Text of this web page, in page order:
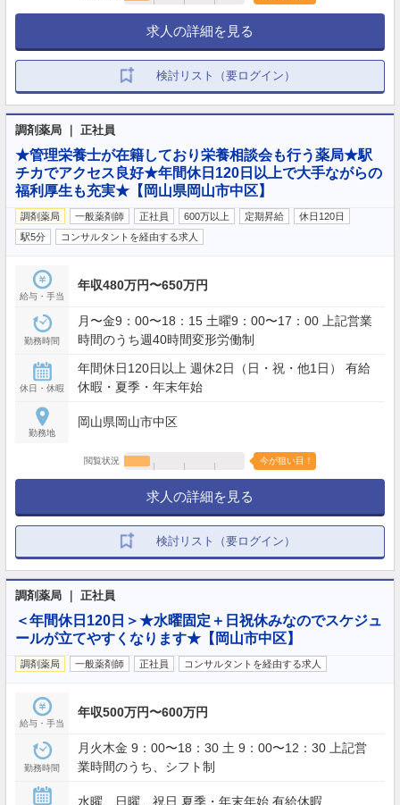
求人の詳細を見る
検討リスト（要ログイン）
調剤薬局 ｜ 正社員
★管理栄養士が在籍しており栄養相談会も行う薬局★駅
チカでアクセス良好★年間休日120日以上で大手ながらの
福利厚生も充実★【岡山県岡山市中区】
調剤薬局 一般薬剤師 正社員 600万以上 定期昇給
休日120日
駅5分
コンサルタントを経由する求人
給与・手当
年収480万円〜650万円
勤務時間
月〜金9：00〜18：15 土曜9：00〜17：00 上記営業
時間のうち週40時間変形労働制
休日・休暇
年間休日120日以上 週休2日（日・祝・他1日） 有給
休暇・夏季・年末年始
勤務地
岡山県岡山市中区
閲覧状況 今が狙い目！
求人の詳細を見る
検討リスト（要ログイン）
調剤薬局 ｜ 正社員
＜年間休日120日＞★水曜固定＋日祝休みなのでスケジュ
ールが立てやすくなります★【岡山市中区】
調剤薬局 一般薬剤師 正社員 コンサルタントを経由する求人
給与・手当
年収500万円〜600万円
勤務時間
月火木金 9：00〜18：30 土 9：00〜12：30 上記営
業時間のうち、シフト制
水曜、日曜、祝日 夏季・年末年始 有給休暇